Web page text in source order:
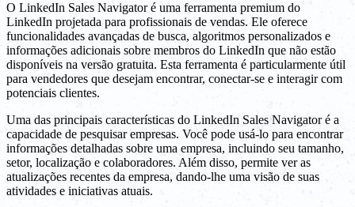
O LinkedIn Sales Navigator é uma ferramenta premium do
LinkedIn projetada para profissionais de vendas. Ele oferece
funcionalidades avançadas de busca, algoritmos personalizados e
informações adicionais sobre membros do LinkedIn que não estão
disponíveis na versão gratuita. Esta ferramenta é particularmente útil
para vendedores que desejam encontrar, conectar-se e interagir com
potenciais clientes.
Uma das principais características do LinkedIn Sales Navigator é a
capacidade de pesquisar empresas. Você pode usá-lo para encontrar
informações detalhadas sobre uma empresa, incluindo seu tamanho,
setor, localização e colaboradores. Além disso, permite ver as
atualizações recentes da empresa, dando-lhe uma visão de suas
atividades e iniciativas atuais.